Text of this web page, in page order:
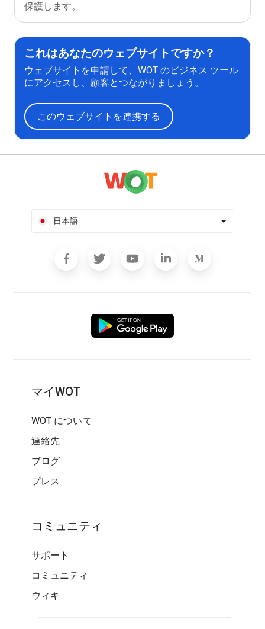
保護します。
これはあなたのウェブサイトですか？
ウェブサイトを申請して、WOT のビジネス ツール
にアクセスし、顧客とつながりましょう。
このウェブサイトを連携する
日本語
マイWOT
WOT について
連絡先
ブログ
プレス
コミュニティ
サポート
コミュニティ
ウィキ